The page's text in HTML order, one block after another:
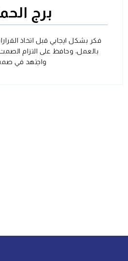
برج
فكر بشكل ايجابي قبل اتخاذ
بالعمل، وحافظ على التزام
واجتهد في